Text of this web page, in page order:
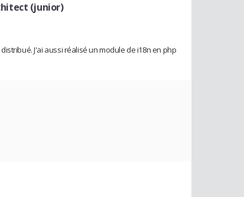
(junior)
J'ai aussi réalisé un module de i18n en php